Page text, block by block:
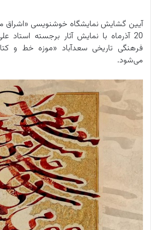
آیین گشایش نمایشگاه خوشنویسی «اشراق
20 آذرماه با نمایش آثار برجسته
فرهنگی تاریخی سعدآباد «موزه خط و
می‌شود.